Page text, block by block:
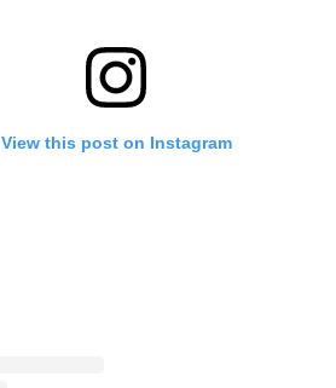
View this post on Instagram